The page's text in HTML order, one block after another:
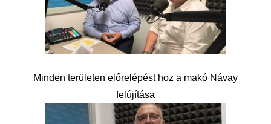
Minden területen előrelépést hoz a makó Návay
felújítása